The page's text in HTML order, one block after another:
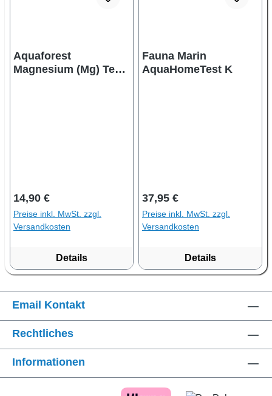
Aquaforest
Magnesium (Mg) Test
Regulärer Preis:
14,90 €
Preise inkl. MwSt. zzgl.
Versandkosten
Details
Fauna Marin
AquaHomeTest K
Regulärer Preis:
37,95 €
Preise inkl. MwSt. zzgl.
Versandkosten
Details
Email Kontakt
Rechtliches
Informationen